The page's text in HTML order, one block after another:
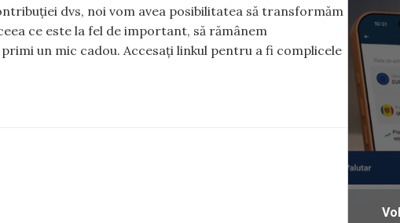
dvs, noi vom avea posibilitatea să transformăm
ce este la fel de important, să rămânem
un mic cadou. Accesați linkul pentru a fi complicele